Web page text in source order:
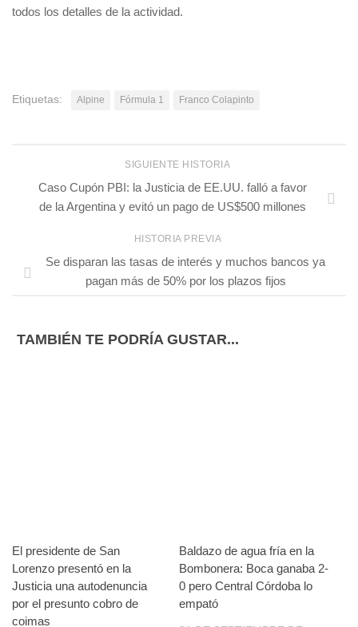
todos los detalles de la actividad.
Etiquetas: Alpine Fórmula 1 Franco Colapinto
SIGUIENTE HISTORIA
Caso Cupón PBI: la Justicia de EE.UU. falló a favor
de la Argentina y evitó un pago de US$500 millones
HISTORIA PREVIA
Se disparan las tasas de interés y muchos bancos ya
pagan más de 50% por los plazos fijos
TAMBIÉN TE PODRÍA GUSTAR...
El presidente de San
Lorenzo presentó en la
Justicia una autodenuncia
por el presunto cobro de
coimas
Baldazo de agua fría en la
Bombonera: Boca ganaba 2-
0 pero Central Córdoba lo
empató